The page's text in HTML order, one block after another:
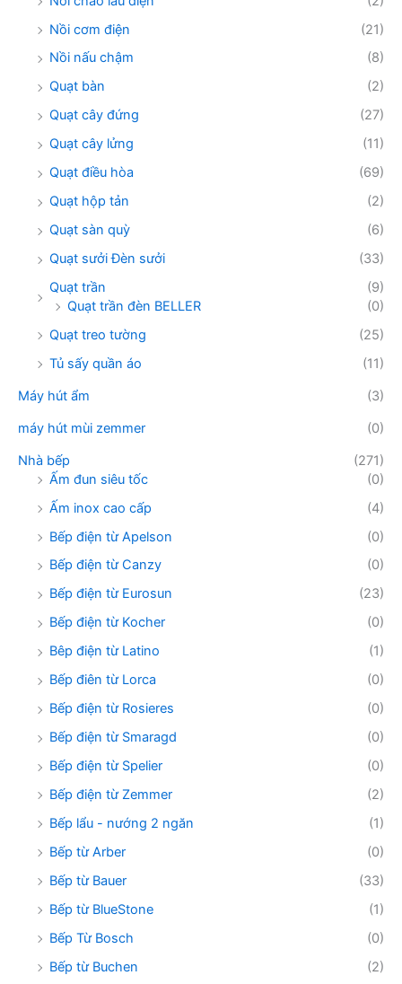
Nồi cơm điện
(21)
Nồi nấu chậm
(8)
Quạt bàn
(2)
Quạt cây đứng
(27)
Quạt cây lửng
(11)
Quạt điều hòa
(69)
Quạt hộp tản
(2)
Quạt sàn quỳ
(6)
Quạt sưởi Đèn sưởi
(33)
Quạt trần
(9)
Quạt trần đèn BELLER
(0)
Quạt treo tường
(25)
Tủ sấy quần áo
(11)
Máy hút ẩm
(3)
máy hút mùi zemmer
(0)
Nhà bếp
(271)
Ấm đun siêu tốc
(0)
Ấm inox cao cấp
(4)
Bếp điện từ Apelson
(0)
Bếp điện từ Canzy
(0)
Bếp điện từ Eurosun
(23)
Bếp điện từ Kocher
(0)
Bêp điện từ Latino
(1)
Bếp điên từ Lorca
(0)
Bếp điện từ Rosieres
(0)
Bếp điện từ Smaragd
(0)
Bếp điện từ Spelier
(0)
Bếp điện từ Zemmer
(2)
Bếp lẩu - nướng 2 ngăn
(1)
Bếp từ Arber
(0)
Bếp từ Bauer
(33)
Bếp từ BlueStone
(1)
Bếp Từ Bosch
(0)
Bếp từ Buchen
(2)